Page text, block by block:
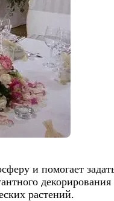
и помогает
растений.